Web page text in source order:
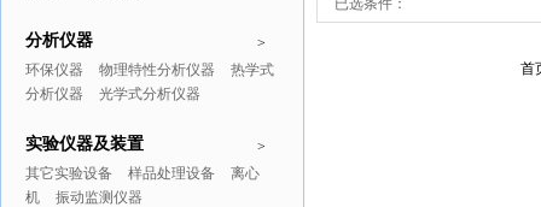
>
分析仪器
环保仪器 物理特性分析仪器
热学式
分析仪器
光学式分析仪器
>
实验仪器及装置
其它实验设备 样品处理设备
离心
机
振动监测仪器
已选条件：
首